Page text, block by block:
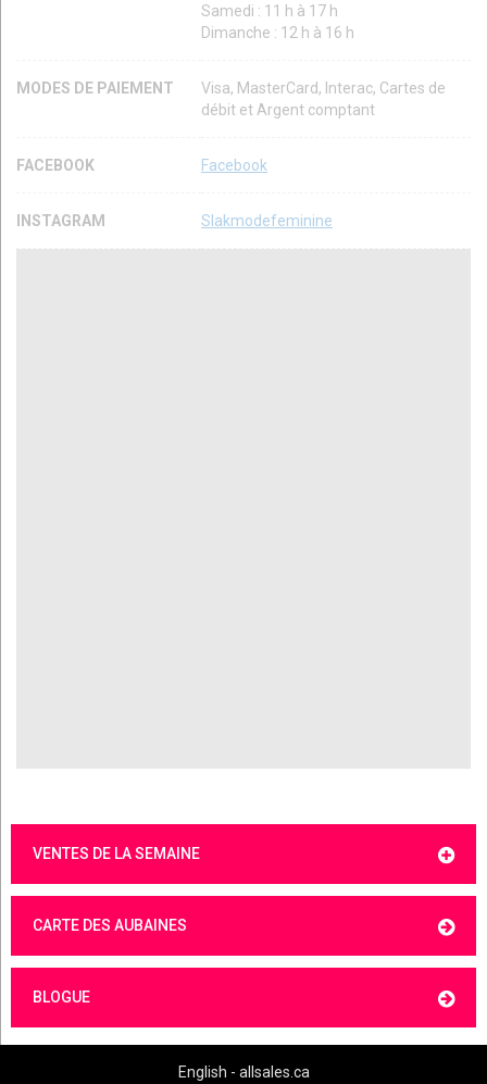
Samedi : 11 h à 17 h
Dimanche : 12 h à 16 h
MODES DE PAIEMENT
Visa, MasterCard, Interac, Cartes de
débit et Argent comptant
FACEBOOK Facebook
INSTAGRAM Slakmodefeminine
VENTES DE LA SEMAINE
CARTE DES AUBAINES
BLOGUE
English - allsales.ca